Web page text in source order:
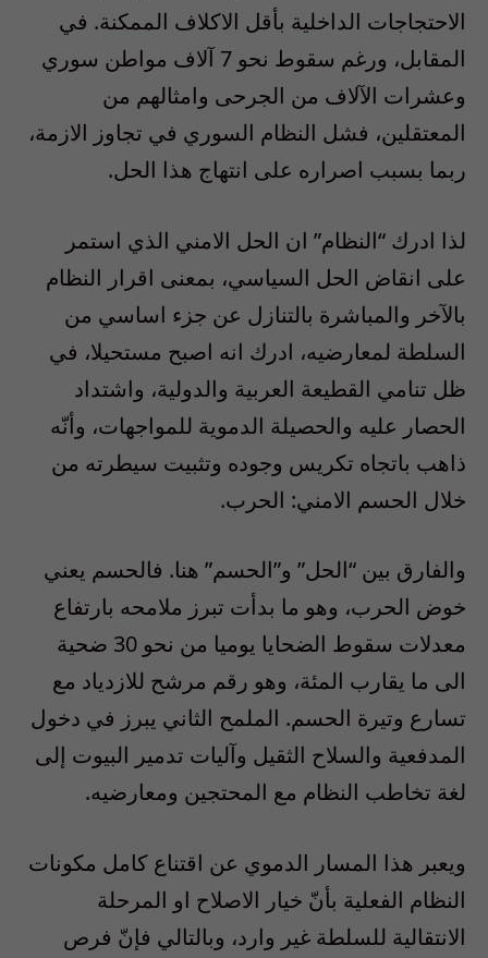
الاحتجاجات الداخلية بأقل الاكلاف الممكنة. في
المقابل، ورغم سقوط نحو 7 آلاف مواطن سوري
وعشرات الآلاف من الجرحى وامثالهم من
المعتقلين، فشل النظام السوري في تجاوز الازمة،
ربما بسبب اصراره على انتهاج هذا الحل.
لذا ادرك “النظام” ان الحل الامني الذي استمر
على انقاض الحل السياسي، بمعنى اقرار النظام
بالآخر والمباشرة بالتنازل عن جزء اساسي من
السلطة لمعارضيه، ادرك انه اصبح مستحيلا، في
ظل تنامي القطيعة العربية والدولية، واشتداد
الحصار عليه والحصيلة الدموية للمواجهات، وأنّه
ذاهب باتجاه تكريس وجوده وتثبيت سيطرته من
خلال الحسم الامني: الحرب.
والفارق بين “الحل” و”الحسم” هنا. فالحسم يعني
خوض الحرب، وهو ما بدأت تبرز ملامحه بارتفاع
معدلات سقوط الضحايا يوميا من نحو 30 ضحية
الى ما يقارب المئة، وهو رقم مرشح للازدياد مع
تسارع وتيرة الحسم. الملمح الثاني يبرز في دخول
المدفعية والسلاح الثقيل وآليات تدمير البيوت إلى
لغة تخاطب النظام مع المحتجين ومعارضيه.
ويعبر هذا المسار الدموي عن اقتناع كامل مكونات
النظام الفعلية بأنّ خيار الاصلاح او المرحلة
الانتقالية للسلطة غير وارد، وبالتالي فإنّ فرص